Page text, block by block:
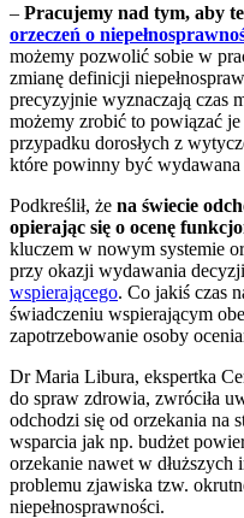
– Pracujemy nad tym, aby
orzeczeń o
możemy pozwolić sobie w
zmianę definicji
precyzyjnie wyznaczają czas
możemy zrobić to powiązać
przypadku dorosłych z
które powinny być wydawana
Podkreślił, że na świecie
opierając się o ocenę
kluczem w nowym systemie
przy okazji wydawania
wspierającego. Co jakiś czas
świadczeniu wspierającym
zapotrzebowanie osoby
Dr Maria Libura, ekspertka
do spraw zdrowia, zwróciła
odchodzi się od orzekania na
wsparcia jak np. budżet
orzekanie nawet w dłuższych
problemu zjawiska tzw.
niepełnosprawności.